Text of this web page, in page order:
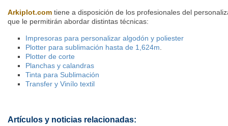
Arkiplot.com tiene a disposición de los profesionales del
que le permitirán abordar distintas técnicas:
Impresoras para personalizar algodón y poliester
Plotter para sublimación hasta de 1,624m
Plotter de corte
Planchas y calandras
Tinta para Sublimación
Transfer y Vinílo textil
Artículos y noticias relacionadas: